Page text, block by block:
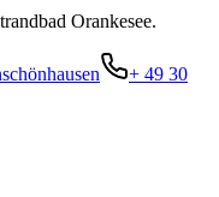
Orankesee.
+ 49 30